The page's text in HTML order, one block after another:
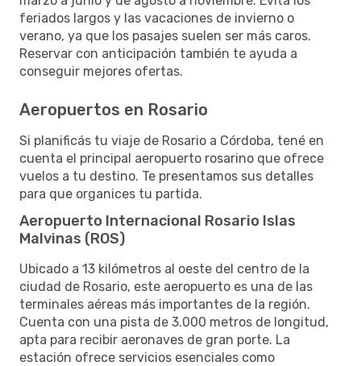
feriados largos y las vacaciones de invierno o
verano, ya que los pasajes suelen ser más caros.
Reservar con anticipación también te ayuda a
conseguir mejores ofertas.
Aeropuertos en Rosario
Si planificás tu viaje de Rosario a Córdoba, tené en
cuenta el principal aeropuerto rosarino que ofrece
vuelos a tu destino. Te presentamos sus detalles
para que organices tu partida.
Aeropuerto Internacional Rosario Islas
Malvinas (ROS)
Ubicado a 13 kilómetros al oeste del centro de la
ciudad de Rosario, este aeropuerto es una de las
terminales aéreas más importantes de la región.
Cuenta con una pista de 3.000 metros de longitud,
apta para recibir aeronaves de gran porte. La
estación ofrece servicios esenciales como